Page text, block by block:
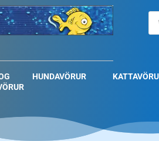
HUNDAVÖRUR